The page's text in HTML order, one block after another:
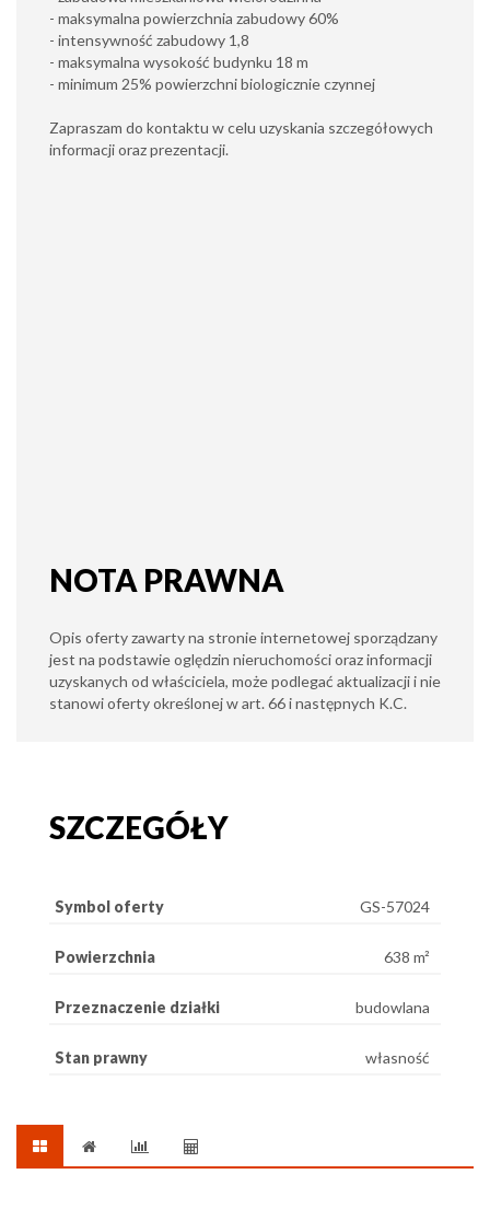
- maksymalna powierzchnia zabudowy 60%
- intensywność zabudowy 1,8
- maksymalna wysokość budynku 18 m
- minimum 25% powierzchni biologicznie czynnej
Zapraszam do kontaktu w celu uzyskania szczegółowych
informacji oraz prezentacji.
NOTA PRAWNA
Opis oferty zawarty na stronie internetowej sporządzany
jest na podstawie oględzin nieruchomości oraz informacji
uzyskanych od właściciela, może podlegać aktualizacji i nie
stanowi oferty określonej w art. 66 i następnych K.C.
SZCZEGÓŁY
Symbol oferty GS-57024
Powierzchnia 638 m²
Przeznaczenie działki budowlana
Stan prawny własność